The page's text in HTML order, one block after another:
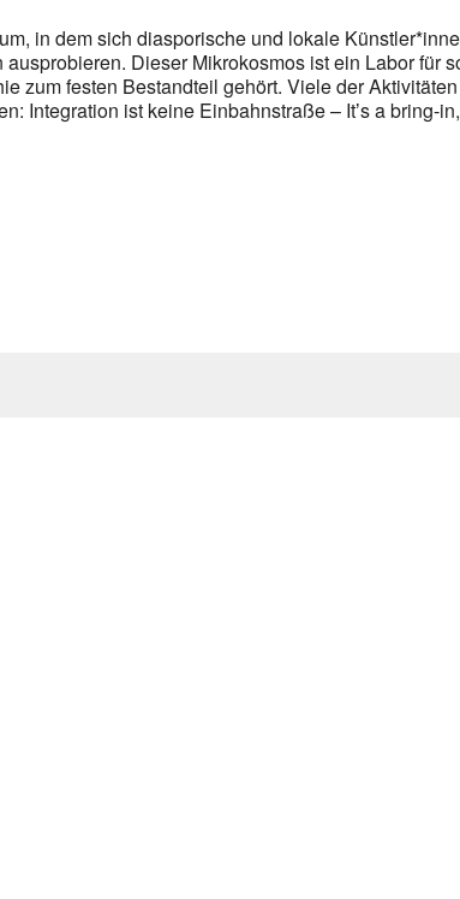
in dem sich diasporische und lokale
Dieser Mikrokosmos ist ein Labor für
zum festen Bestandteil gehört. Viele der
Integration ist keine Einbahnstraße – Itʼs a bring-